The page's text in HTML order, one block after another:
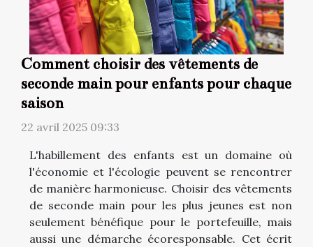
Comment choisir des vêtements de
seconde main pour enfants pour chaque
saison
22 avril 2025 09:33
L'habillement des enfants est un domaine où
l'économie et l'écologie peuvent se rencontrer
de manière harmonieuse. Choisir des vêtements
de seconde main pour les plus jeunes est non
seulement bénéfique pour le portefeuille, mais
aussi une démarche écoresponsable. Cet écrit